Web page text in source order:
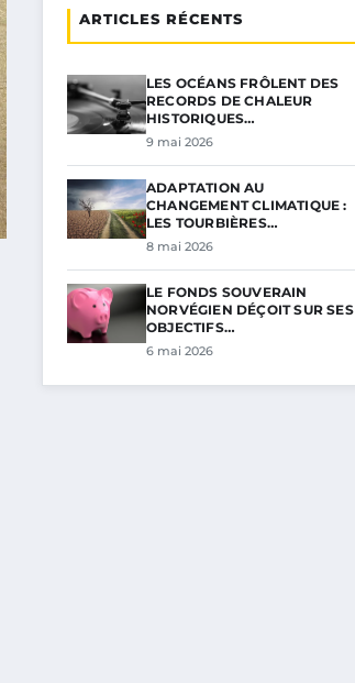
ARTICLES RÉCENTS
LES OCÉANS FRÔLENT DES
RECORDS DE CHALEUR
HISTORIQUES…
9 mai 2026
ADAPTATION AU
CHANGEMENT CLIMATIQUE :
LES TOURBIÈRES…
8 mai 2026
LE FONDS SOUVERAIN
NORVÉGIEN DÉÇOIT SUR SES
OBJECTIFS…
6 mai 2026